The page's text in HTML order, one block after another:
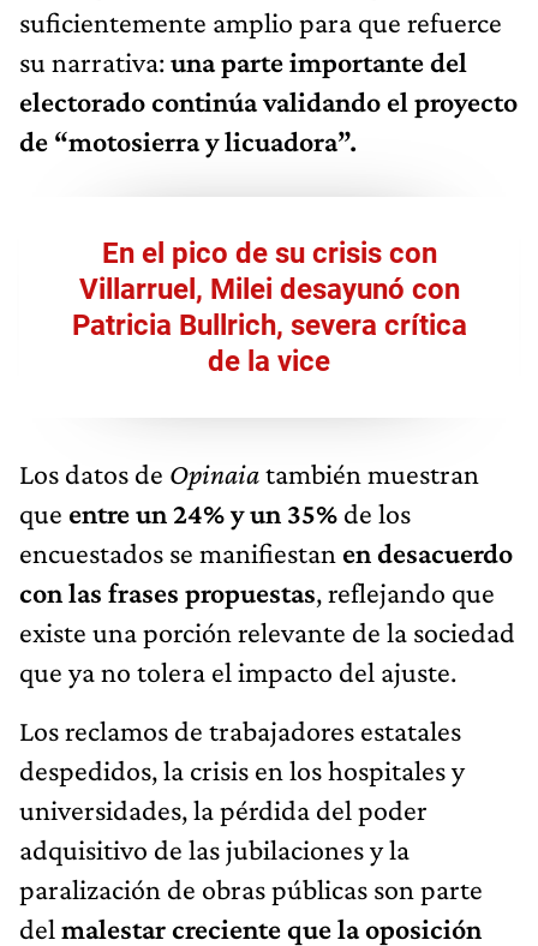
suficientemente amplio para que refuerce
su narrativa:una parte importante del
electorado continúa validando el proyecto
de “motosierra y licuadora”.
En el pico de su crisis con
Villarruel, Milei desayunó con
Patricia Bullrich, severa crítica
de la vice
Los datos de Opinaiatambién muestran
que entre un 24% y un 35% de los
encuestados se manifiestan en desacuerdo
con las frases propuestas, reflejando que
existe una porción relevante de la sociedad
que ya no tolera el impacto del ajuste.
Los reclamos de trabajadores estatales
despedidos, la crisis en los hospitales y
universidades, la pérdida del poder
adquisitivo de las jubilaciones y la
paralización de obras públicas son parte
del malestar creciente que la oposición